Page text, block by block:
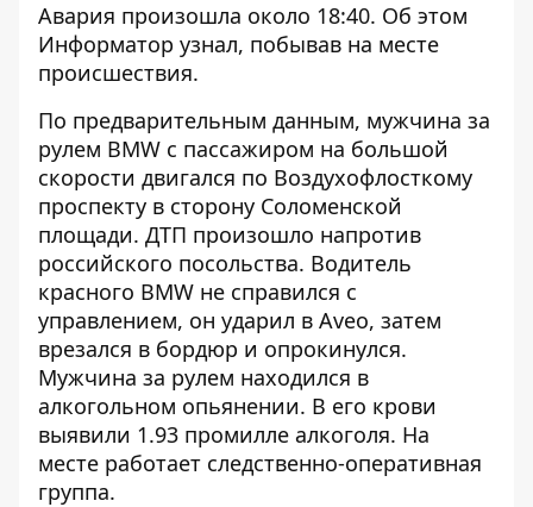
Авария произошла около 18:40. Об этом
Информатор узнал, побывав на месте
происшествия.
По предварительным данным, мужчина за
рулем BMW с пассажиром на большой
скорости двигался по Воздухофлосткому
проспекту в сторону Соломенской
площади. ДТП произошло напротив
российского посольства. Водитель
красного BMW не справился с
управлением, он ударил в Aveo, затем
врезался в бордюр и опрокинулся.
Мужчина за рулем находился в
алкогольном опьянении. В его крови
выявили 1.93 промилле алкоголя. На
месте работает следственно-оперативная
группа.